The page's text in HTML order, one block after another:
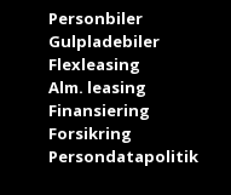
Personbiler
Gulpladebiler
Flexleasing
Alm. leasing
Finansiering
Forsikring
Persondatapolitik